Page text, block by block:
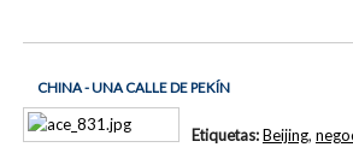
CHINA - UNA CALLE DE PEKÍN
Etiquetas:Beijing,